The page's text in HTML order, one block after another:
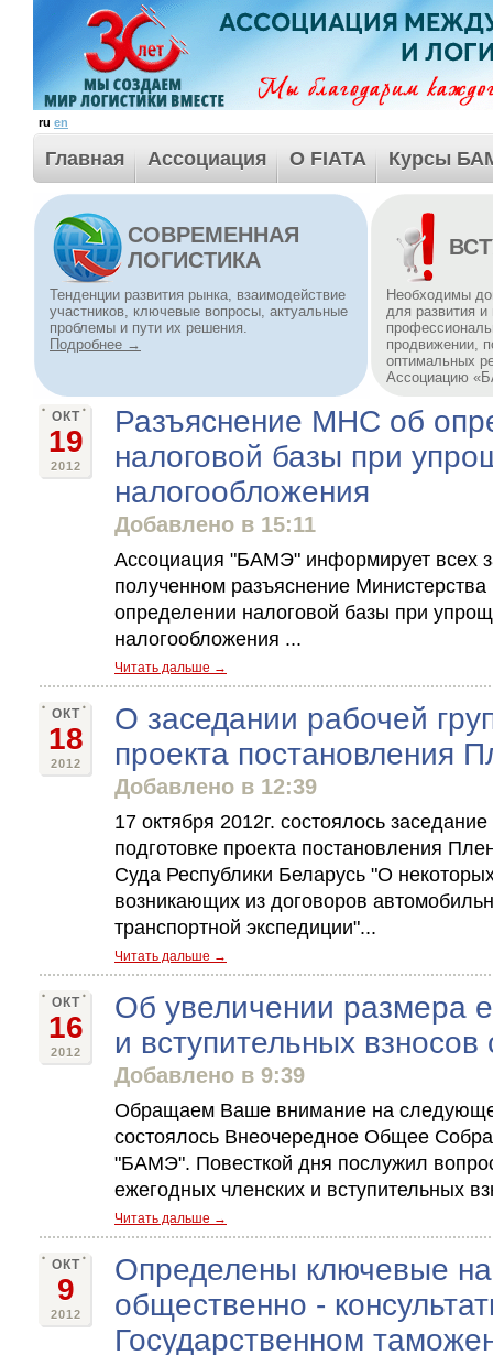
ru en
Главная Ассоциация О FIATA Курсы
СОВРЕМЕННАЯ
ЛОГИСТИКА
Тенденции развития рынка, взаимодействие
участников, ключевые вопросы, актуальные
проблемы и пути их решения.
Подробнее →
Необходимы
для развития
продвижении,
оптимальных
Ассоциацию
ОКТ
19
2012
Разъяснение МНС об
налоговой базы при
налогообложения
Добавлено в 15:11
Ассоциация "БАМЭ" информирует всех
полученном разъяснение
определении налоговой базы при
налогообложения ...
Читать дальше →
ОКТ
18
2012
О заседании рабочей
проекта постановления
Добавлено в 12:39
17 октября 2012г. состоялось
подготовке проекта постановления
Суда Республики Беларусь "О
возникающих из договоров
транспортной экспедиции"...
Читать дальше →
ОКТ
16
2012
Об увеличении размера
и вступительных взносов
Добавлено в 9:39
Обращаем Ваше внимание на
состоялось Внеочередное Общее
"БАМЭ". Повесткой дня послужил
ежегодных членских и вступительных
Читать дальше →
ОКТ
9
2012
Определены ключевые
общественно -
Государственном